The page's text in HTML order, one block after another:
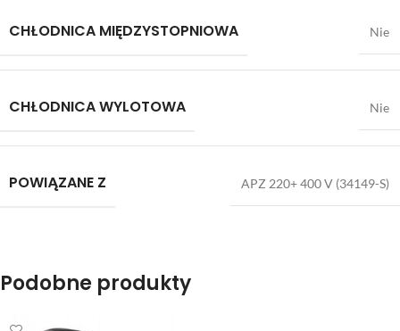
CHŁODNICA MIĘDZYSTOPNIOWA Nie
CHŁODNICA WYLOTOWA Nie
POWIĄZANE Z APZ 220+ 400 V (34149-S)
Podobne produkty